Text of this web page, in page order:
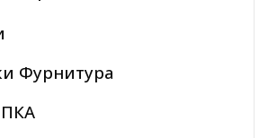
Фурнитура